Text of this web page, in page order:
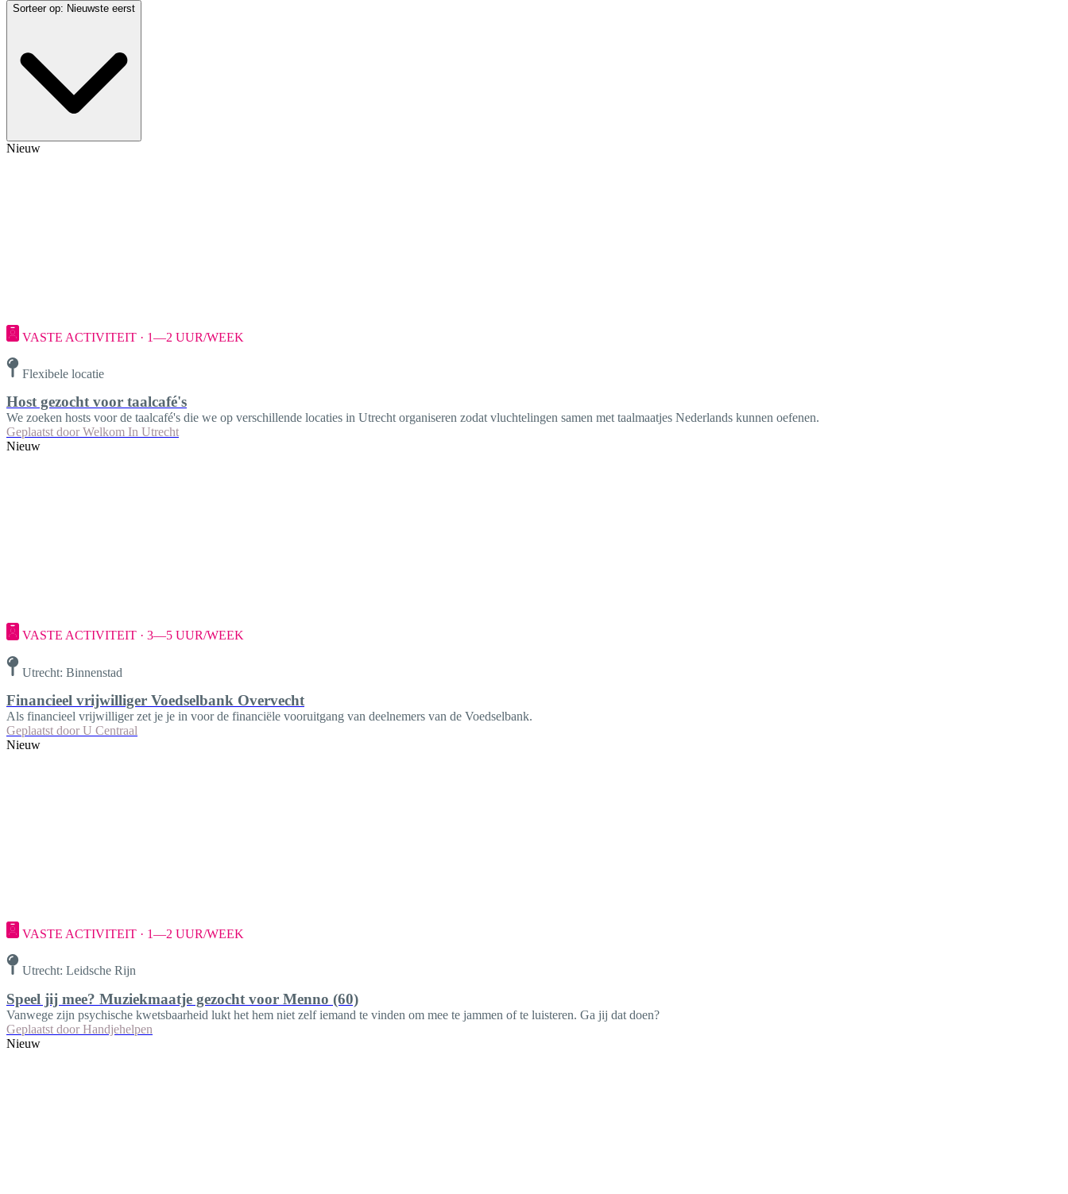
Sorteer op: Nieuwste eerst
Nieuw
VASTE ACTIVITEIT · 1—2 UUR/WEEK
Flexibele locatie
Host gezocht voor taalcafé's
We zoeken hosts voor de taalcafé's die we op verschillende locaties in Utrecht organiseren zodat vluchtelingen samen met taalmaatjes Nederlands kunnen oefenen.
Geplaatst door Welkom In Utrecht
Nieuw
VASTE ACTIVITEIT · 3—5 UUR/WEEK
Utrecht: Binnenstad
Financieel vrijwilliger Voedselbank Overvecht
Als financieel vrijwilliger zet je je in voor de financiële vooruitgang van deelnemers van de Voedselbank.
Geplaatst door U Centraal
Nieuw
VASTE ACTIVITEIT · 1—2 UUR/WEEK
Utrecht: Leidsche Rijn
Speel jij mee? Muziekmaatje gezocht voor Menno (60)
Vanwege zijn psychische kwetsbaarheid lukt het hem niet zelf iemand te vinden om mee te jammen of te luisteren. Ga jij dat doen?
Geplaatst door Handjehelpen
Nieuw